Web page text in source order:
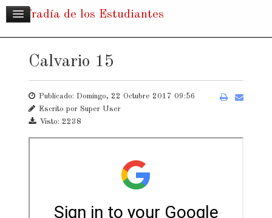
Cofradía de los Estudiantes
Calvario 15
Publicado: Domingo, 22 Octubre 2017 09:56
Escrito por Super User
Visto: 2238